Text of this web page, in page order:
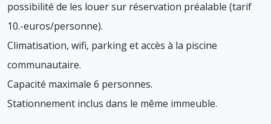
possibilité de les louer sur réservation préalable (tarif
10.-euros/personne).
Climatisation, wifi, parking et accès à la piscine
communautaire.
Capacité maximale 6 personnes.
Stationnement inclus dans le même immeuble.